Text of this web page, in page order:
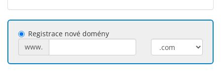
Registrace nové domény
www.